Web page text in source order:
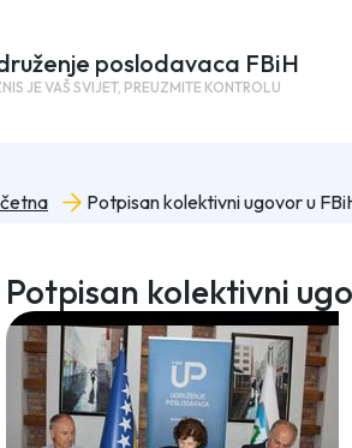
poslodavaca FBiH
JE VAŠ SVIJET, PREUZMITE KONTROLU
Potpisan kolektivni